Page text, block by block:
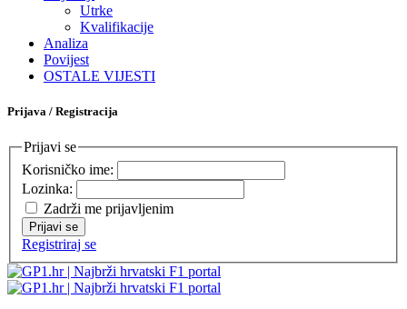
Utrke
Kvalifikacije
Analiza
Povijest
OSTALE VIJESTI
Prijava / Registracija
Prijavi se
Korisničko ime:
Lozinka:
Zadrži me prijavljenim
Prijavi se
Registriraj se